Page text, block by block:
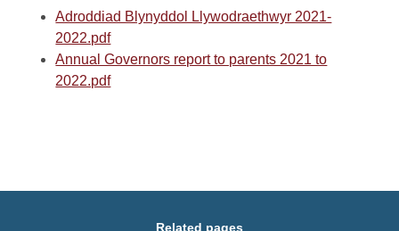
Adroddiad Blynyddol Llywodraethwyr 2021-
2022.pdf
Annual Governors report to parents 2021 to
2022.pdf
Related pages